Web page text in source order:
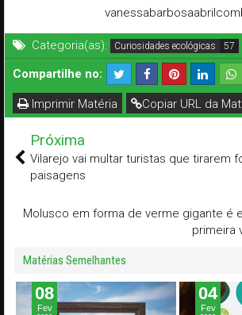
Categoria(as): Curiosidades ecológicas
Compartilhe no:
Copiar URL da
Imprimir Matéria
Próxima
Vilarejo vai multar turistas que tirarem
paisagens
Molusco em forma de verme gigante é
primeira
Matérias Semelhantes
08
Fev
04
Fev